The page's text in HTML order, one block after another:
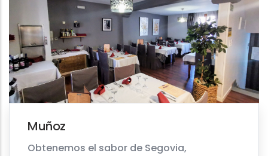
Muñoz
Obtenemos el sabor de Segovia,